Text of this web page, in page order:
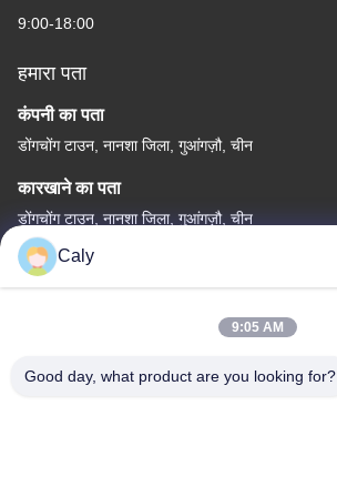
9:00-18:00
हमारा पता
कंपनी का पता
डोंगचोंग टाउन, नानशा जिला, गुआंगज़ौ, चीन
कारखाने का पता
डोंगचोंग टाउन, नानशा जिला, गुआंगज़ौ, चीन
टेलीफोन
86--8619898299923
Caly
9:05 AM
Good day, what product are you looking for?